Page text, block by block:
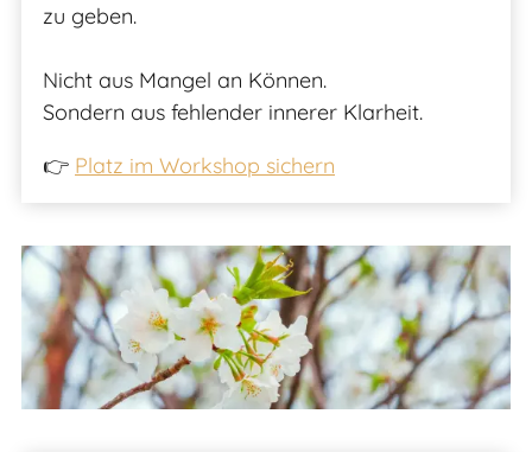
zu geben.
Nicht aus Mangel an Können.
Sondern aus fehlender innerer Klarheit.
👉 Platz im Workshop sichern